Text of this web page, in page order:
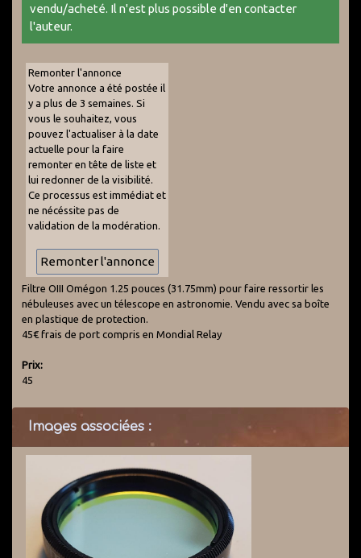
vendu/acheté. Il n'est plus possible d'en contacter
l'auteur.
Remonter l'annonce
Votre annonce a été postée il
y a plus de 3 semaines. Si
vous le souhaitez, vous
pouvez l'actualiser à la date
actuelle pour la faire
remonter en tête de liste et
lui redonner de la visibilité.
Ce processus est immédiat et
ne nécéssite pas de
validation de la modération.
Filtre OIII Omégon 1.25 pouces (31.75mm) pour faire ressortir les
nébuleuses avec un télescope en astronomie. Vendu avec sa boîte
en plastique de protection.
45€ frais de port compris en Mondial Relay
Prix:
45
Images associées :